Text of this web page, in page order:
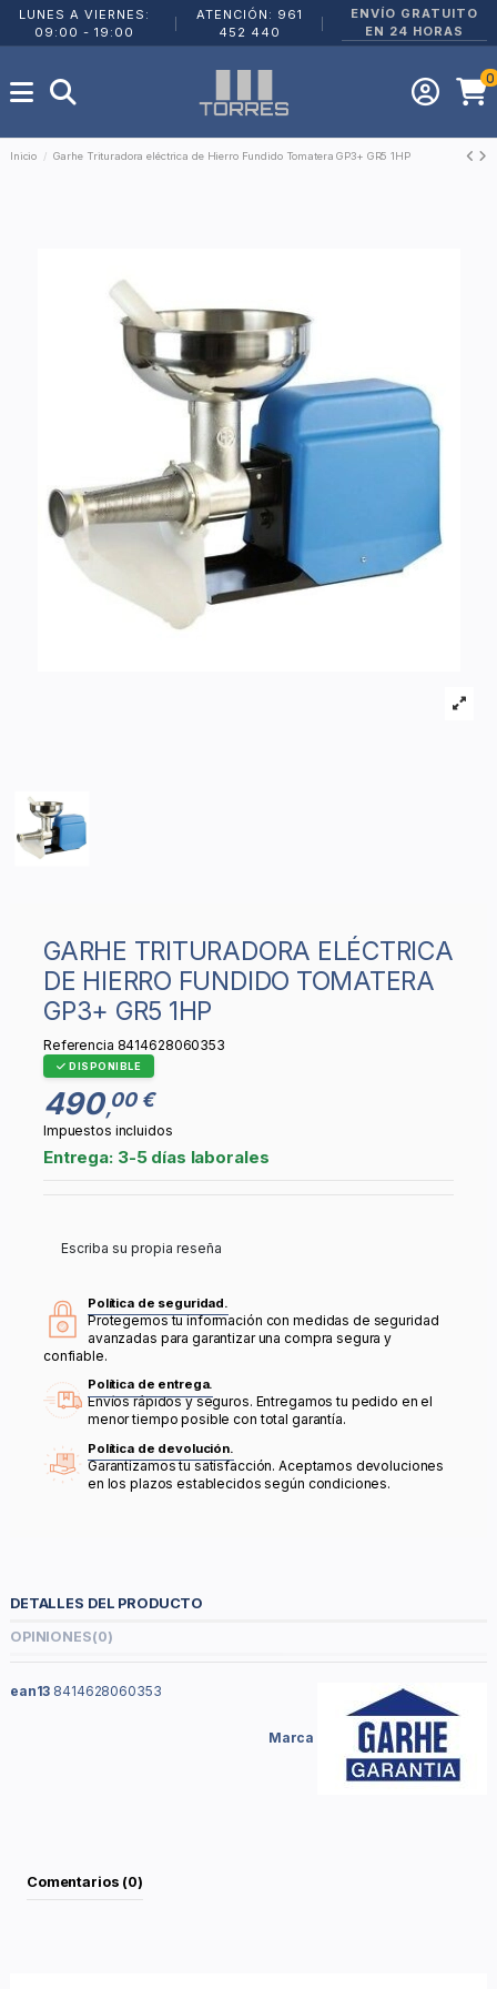
LUNES A VIERNES:
09:00 - 19:00
ATENCIÓN: 961
452 440
ENVÍO GRATUITO
EN 24 HORAS
0
Inicio Garhe Trituradora eléctrica de Hierro Fundido Tomatera GP3+ GR5 1HP
GARHE TRITURADORA ELÉCTRICA
DE HIERRO FUNDIDO TOMATERA
GP3+ GR5 1HP
Referencia 8414628060353
DISPONIBLE
490,00 €
Impuestos incluidos
Entrega: 3-5 días laborales
Escriba su propia reseña
Política de seguridad.
Protegemos tu información con medidas de seguridad
avanzadas para garantizar una compra segura y
confiable.
Política de entrega.
Envíos rápidos y seguros. Entregamos tu pedido en el
menor tiempo posible con total garantía.
Política de devolución.
Garantizamos tu satisfacción. Aceptamos devoluciones
en los plazos establecidos según condiciones.
DETALLES DEL PRODUCTO
OPINIONES(0)
Marca
ean13 8414628060353
Comentarios (0)